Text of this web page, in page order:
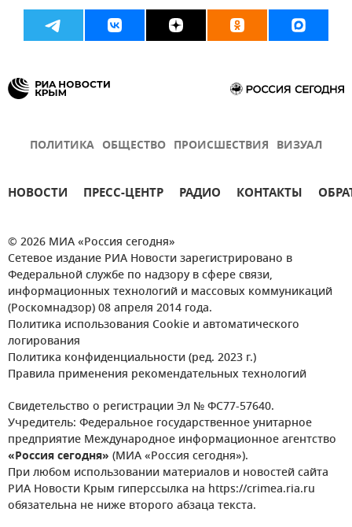
ПОЛИТИКА ОБЩЕСТВО ПРОИСШЕСТВИЯ ВИЗУАЛ
НОВОСТИ ПРЕСС-ЦЕНТР РАДИО КОНТАКТЫ
© 2026 МИА «Россия сегодня»
Сетевое издание РИА Новости зарегистрировано в
Федеральной службе по надзору в сфере связи,
информационных технологий и массовых коммуникаций
(Роскомнадзор) 08 апреля 2014 года.
Политика использования Cookie и автоматического
логирования
Политика конфиденциальности (ред. 2023 г.)
Правила применения рекомендательных технологий
Свидетельство о регистрации Эл № ФС77-57640.
Учредитель: Федеральное государственное унитарное
предприятие Международное информационное агентство
«Россия сегодня» (МИА «Россия сегодня»).
При любом использовании материалов и новостей сайта
РИА Новости Крым гиперссылка на https://crimea.ria.ru
обязательна не ниже второго абзаца текста.